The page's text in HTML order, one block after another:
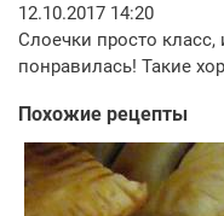
12.10.2017 14:20
Слоечки просто
понравилась! Такие
Похожие рецепты